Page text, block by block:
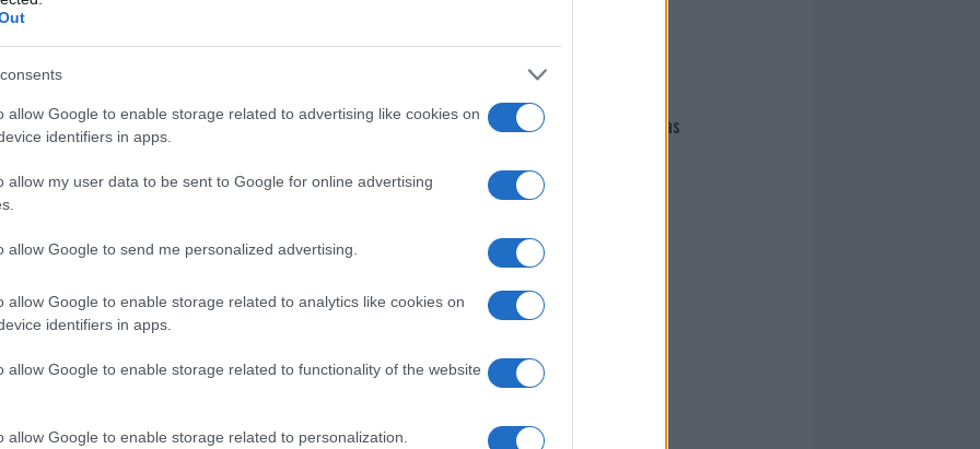
allow Google to enable storage related to advertising like cookies on
identifiers in apps.
allow my user data to be sent to Google for online advertising
allow Google to send me personalized advertising.
allow Google to enable storage related to analytics like cookies on
identifiers in apps.
allow Google to enable storage related to functionality of the website
allow Google to enable storage related to personalization.
cliccandoqui
nella sezione
Tumore Al Seno
Tumore Seno Olbia
i tuoi video e le tue foto
+39 345 356 7512
Giovannimaria Cabras